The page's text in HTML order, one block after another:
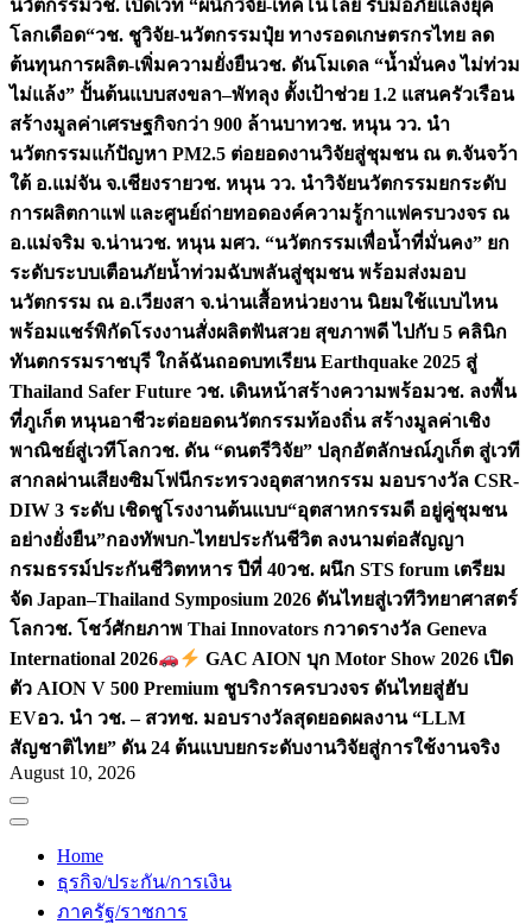
นวัตกรรมวช. เปิดเวที “ผนึกวิจัย-เทคโนโลยี รับมือภัยแล้งยุค
โลกเดือด“วช. ชูวิจัย-นวัตกรรมปุ๋ย ทางรอดเกษตรกรไทย ลด
ต้นทุนการผลิต-เพิ่มความยั่งยืนวช. ดันโมเดล “น้ำมั่นคง ไม่ท่วม
ไม่แล้ง” ปั้นต้นแบบสงขลา–พัทลุง ตั้งเป้าช่วย 1.2 แสนครัวเรือน
สร้างมูลค่าเศรษฐกิจกว่า 900 ล้านบาทวช. หนุน วว. นำ
นวัตกรรมแก้ปัญหา PM2.5 ต่อยอดงานวิจัยสู่ชุมชน ณ ต.จันจว้า
ใต้ อ.แม่จัน จ.เชียงรายวช. หนุน วว. นำวิจัยนวัตกรรมยกระดับ
การผลิตกาแฟ และศูนย์ถ่ายทอดองค์ความรู้กาแฟครบวงจร ณ
อ.แม่จริม จ.น่านวช. หนุน มศว. “นวัตกรรมเพื่อน้ำที่มั่นคง” ยก
ระดับระบบเตือนภัยน้ำท่วมฉับพลันสู่ชุมชน พร้อมส่งมอบ
นวัตกรรม ณ อ.เวียงสา จ.น่านเสื้อหน่วยงาน นิยมใช้แบบไหน
พร้อมแชร์พิกัดโรงงานสั่งผลิตฟันสวย สุขภาพดี ไปกับ 5 คลินิก
ทันตกรรมราชบุรี ใกล้ฉันถอดบทเรียน Earthquake 2025 สู่
Thailand Safer Future วช. เดินหน้าสร้างความพร้อมวช. ลงพื้น
ที่ภูเก็ต หนุนอาชีวะต่อยอดนวัตกรรมท้องถิ่น สร้างมูลค่าเชิง
พาณิชย์สู่เวทีโลกวช. ดัน “ดนตรีวิจัย” ปลุกอัตลักษณ์ภูเก็ต สู่เวที
สากลผ่านเสียงซิมโฟนีกระทรวงอุตสาหกรรม มอบรางวัล CSR-
DIW 3 ระดับ เชิดชูโรงงานต้นแบบ“อุตสาหกรรมดี อยู่คู่ชุมชน
อย่างยั่งยืน”กองทัพบก-ไทยประกันชีวิต ลงนามต่อสัญญา
กรมธรรม์ประกันชีวิตทหาร ปีที่ 40วช. ผนึก STS forum เตรียม
จัด Japan–Thailand Symposium 2026 ดันไทยสู่เวทีวิทยาศาสตร์
โลกวช. โชว์ศักยภาพ Thai Innovators กวาดรางวัล Geneva
International 2026
GAC AION บุก Motor Show 2026 เปิด
ตัว AION V 500 Premium ชูบริการครบวงจร ดันไทยสู่ฮับ
EVอว. นำ วช. – สวทช. มอบรางวัลสุดยอดผลงาน “LLM
สัญชาติไทย” ดัน 24 ต้นแบบยกระดับงานวิจัยสู่การใช้งานจริง
August 10, 2026
Home
ธุรกิจ/ประกัน/การเงิน
ภาครัฐ/ราชการ